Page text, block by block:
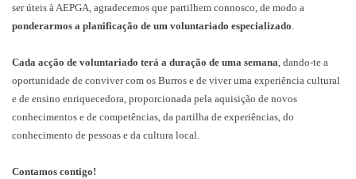
ser úteis à AEPGA, agradecemos que partilhem connosco, de modo a
ponderarmos a planificação de um voluntariado especializado.
Cada acção de voluntariado terá a duração de uma semana, dando-te a
oportunidade de conviver com os Burros e de viver uma experiência cultural
e de ensino enriquecedora, proporcionada pela aquisição de novos
conhecimentos e de competências, da partilha de experiências, do
conhecimento de pessoas e da cultura local.
Contamos contigo!